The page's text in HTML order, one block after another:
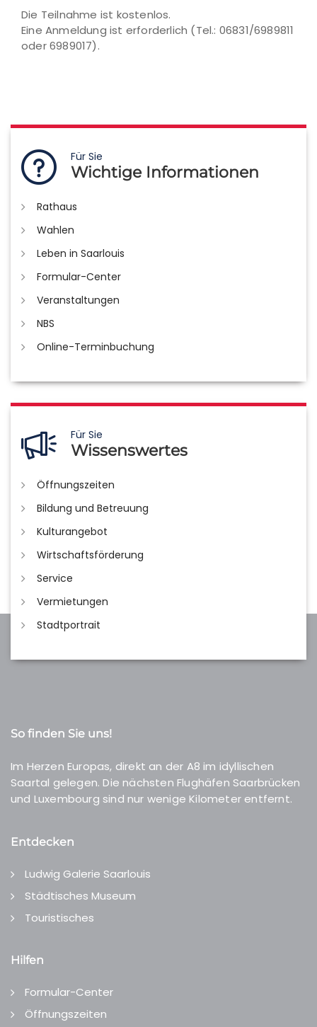
Die Teilnahme ist kostenlos.
Eine Anmeldung ist erforderlich (Tel.: 06831/6989811
oder 6989017).
Für Sie
Wichtige Informationen
Rathaus
Wahlen
Leben in Saarlouis
Formular-Center
Veranstaltungen
NBS
Online-Terminbuchung
Für Sie
Wissenswertes
Öffnungszeiten
Bildung und Betreuung
Kulturangebot
Wirtschaftsförderung
Service
Vermietungen
Stadtportrait
So finden Sie uns!
Im Herzen Europas, direkt an der A8 im idyllischen
Saartal gelegen. Die nächsten Flughäfen Saarbrücken
und Luxembourg sind nur wenige Kilometer entfernt.
Entdecken
Ludwig Galerie Saarlouis
Städtisches Museum
Touristisches
Hilfen
Formular-Center
Öffnungszeiten